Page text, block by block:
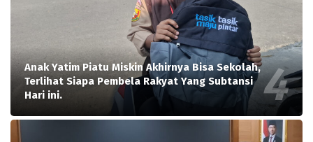
Anak Yatim Piatu Miskin Akhirnya Bisa Sekolah,
Terlihat Siapa Pembela Rakyat Yang Subtansi
Hari ini.